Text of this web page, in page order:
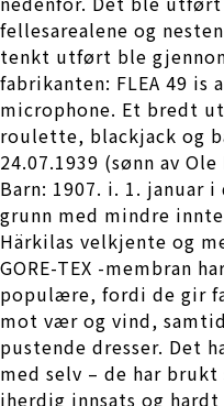
fellesarealene og
tenkt utført ble
fabrikanten: FLEA 49 is
microphone. Et bredt
roulette, blackjack og
24.07.1939 (sønn av
Barn: 1907. i. 1. januar
grunn med mindre
Härkilas velkjente og
GORE-TEX -membran
populære, fordi de gir
mot vær og vind,
pustende dresser. Det
med selv – de har brukt
iherdig innsats og